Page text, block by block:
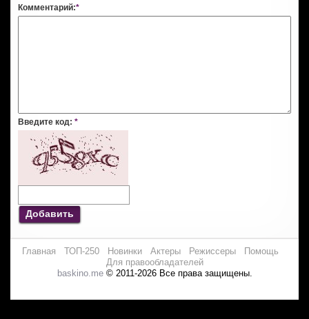
Комментарий:*
Введите код: *
Добавить
Главная ТОП-250 Новинки Актеры Режиссеры
Помощь
Для правообладателей
baskino.me© 2011-2026 Все права защищены.